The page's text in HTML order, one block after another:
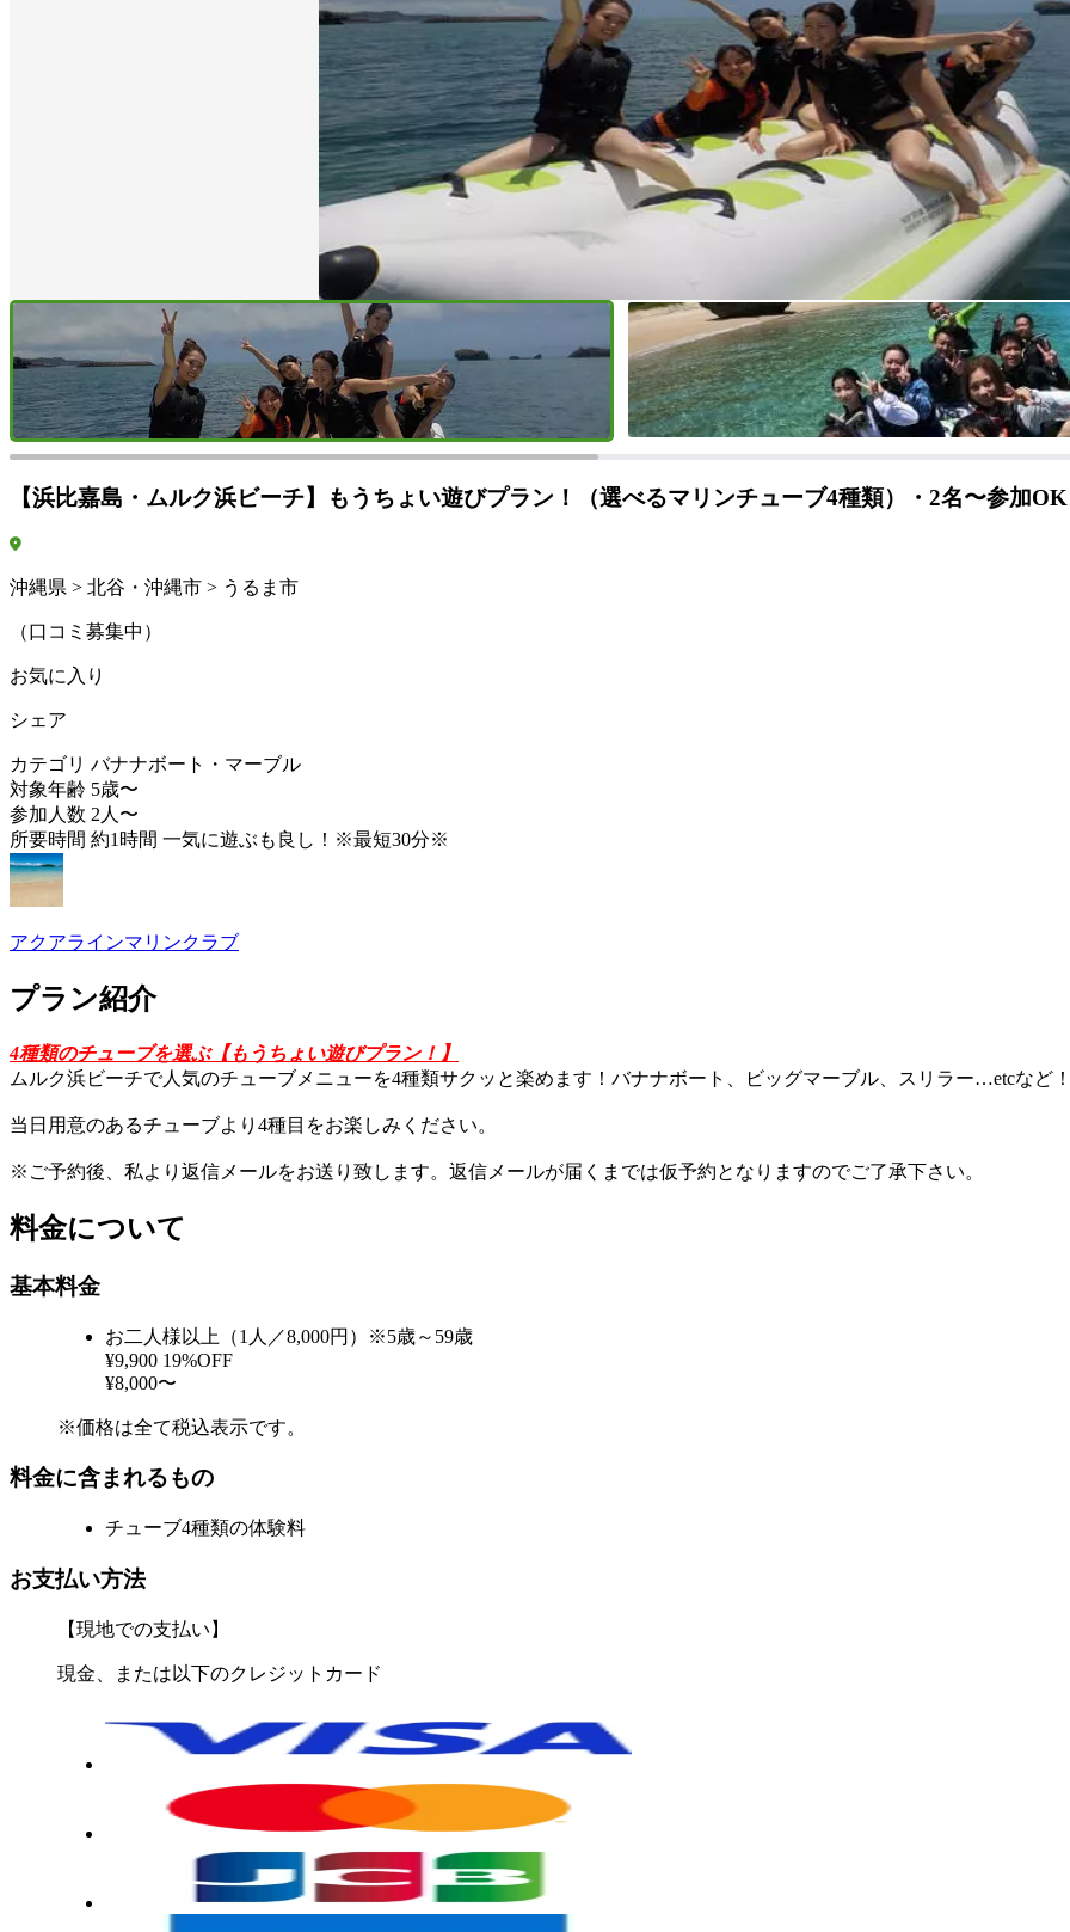
【浜比嘉島・ムルク浜ビーチ】もうちょい遊びプラン！（選べるマリンチューブ4種類）・2名〜参加
沖縄県 > 北谷・沖縄市 > うるま市
（口コミ募集中）
お気に入り
シェア
カテゴリ バナナボート・マーブル
対象年齢 5歳〜
参加人数 2人〜
所要時間 約1時間 一気に遊ぶも良し！※最短30分※
アクアラインマリンクラブ
プラン紹介
4種類のチューブを選ぶ【もうちょい遊びプラン！】
ムルク浜ビーチで人気のチューブメニューを4種類サクッと楽めます！バナナボート、ビッグマーブル、スリラー…etcなど
当日用意のあるチューブより4種目をお楽しみください。
※ご予約後、私より返信メールをお送り致します。返信メールが届くまでは仮予約となりますのでご了承下さい。
料金について
基本料金
お二人様以上（1人／8,000円）※5歳～59歳
¥9,900 19%OFF
¥8,000〜
※価格は全て税込表示です。
料金に含まれるもの
チューブ4種類の体験料
お支払い方法
【現地での支払い】
現金、または以下のクレジットカード